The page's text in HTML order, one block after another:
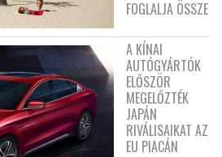
FOGLALJA ÖSSZE
A KÍNAI
AUTÓGYÁRTÓK
ELŐSZÖR
MEGELŐZTÉK
JAPÁN
RIVÁLISAIKAT AZ
EU PIACÁN